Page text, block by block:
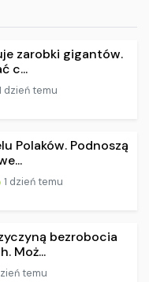
zarobki gigantów.
c...
dzień temu
Polaków. Podnoszą
1 dzień temu
bezrobocia
Moż...
temu